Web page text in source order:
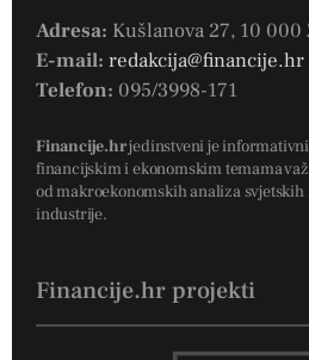
Adresa: Kušlanova 27, 10 000
E-mail: redakcija@financije.hr
Telefon: 095/3998-171
Financije.hrjedinstveni je
financijskim i ekonomskim temama
od makroekonomskih analiza
industrije.
Financije.hr projekti